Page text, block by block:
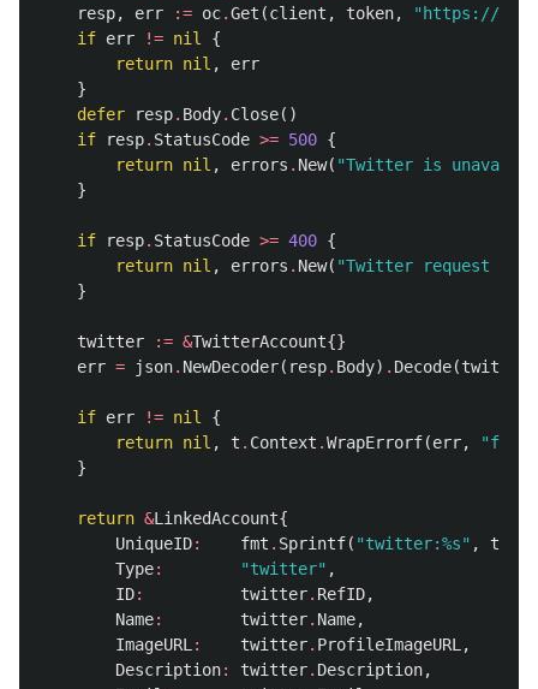
resp, err := oc.Get (client , token,
"https://
if err != nil
{
return nil ,
err
}
defer
resp. Body. Close()
if
resp. StatusCode >= 500 {
return nil , errors . New( "Twitter is
}
if resp. StatusCode >= 400 {
return nil , errors . New( "Twitter request is
}
twitter := &TwitterAccount{}
err = json. NewDecoder( resp. Body) . Decode(twitter
if err != nil
{
return nil , t . Context .WrapErrorf(err,
}
return &LinkedAccount{
UniqueID: fmt . Sprintf( "twitter:%s" ,
Type: "twitter" ,
ID: twitter. RefID,
Name: twitter. Name,
ImageURL: twitter. ProfileImageURL,
Description: twitter. Description,